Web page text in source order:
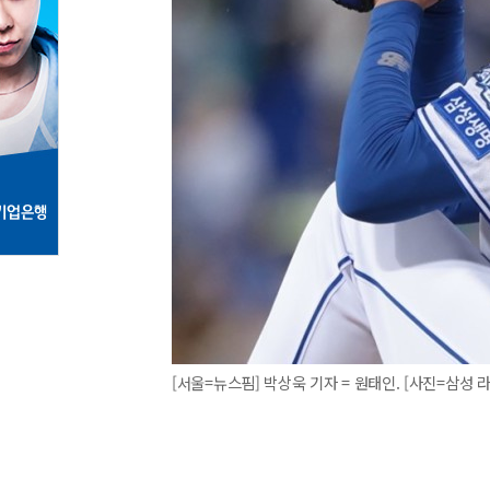
[서울=뉴스핌] 박상욱 기자 = 원태인. [사진=삼